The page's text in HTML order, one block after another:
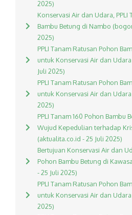
2025)
Konservasi Air dan Udara, PPLI
Bambu Betung di Nambo
2025)
PPLI Tanam Ratusan Pohon
untuk Konservasi Air dan
Juli 2025)
PPLI Tanam Ratusan Pohon
untuk Konservasi Air dan
2025)
PPLI Tanam 160 Pohon Bambu
Wujud Kepedulian terhadap
(aktualita.co.id - 25 Juli 2025)
Bertujuan Konservasi Air dan
Pohon Bambu Betung di
- 25 Juli 2025)
PPLI Tanam Ratusan Pohon
untuk Konservasi Air dan
2025)